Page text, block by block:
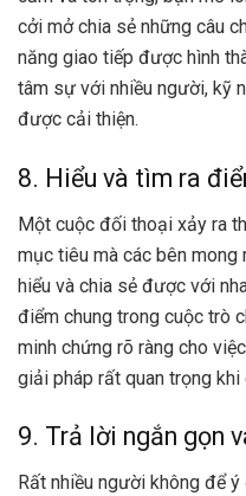
cởi mở chia sẻ những câu
năng giao tiếp được hình
tâm sự với nhiều người, kỹ
được cải thiện.
8. Hiểu và tìm ra
Một cuộc đối thoại xảy ra
mục tiêu mà các bên
hiểu và chia sẻ được với
điểm chung trong cuộc trò
minh chứng rõ ràng cho
giải pháp rất quan trọng khi
9. Trả lời ngắn gọn
Rất nhiều người không để